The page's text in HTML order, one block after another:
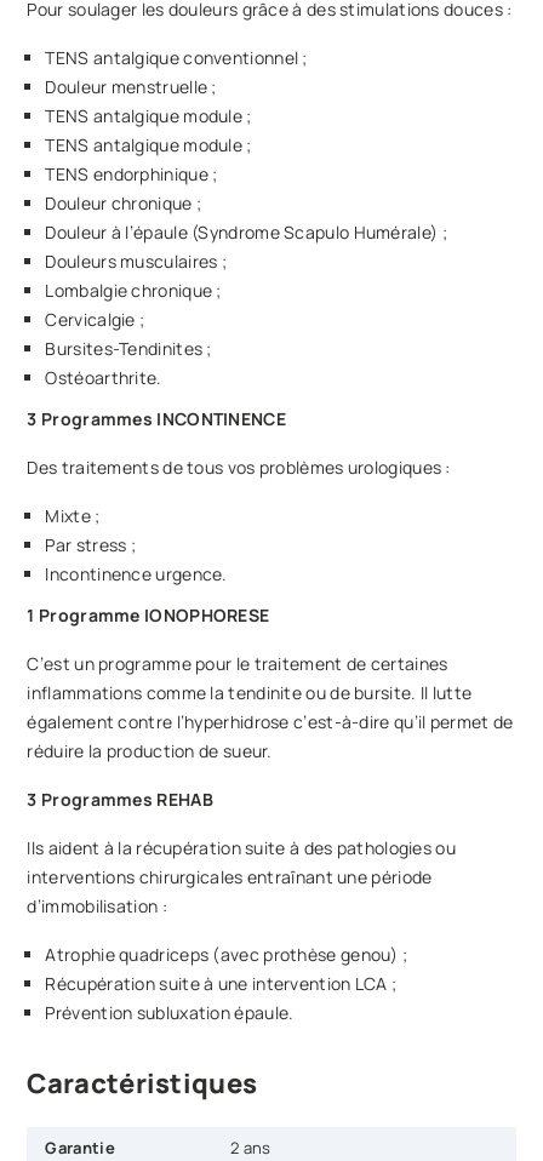
Pour soulager les douleurs grâce à des stimulations douces :
TENS antalgique conventionnel ;
Douleur menstruelle ;
TENS antalgique module ;
TENS antalgique module ;
TENS endorphinique ;
Douleur chronique ;
Douleur à l’épaule (Syndrome Scapulo Humérale) ;
Douleurs musculaires ;
Lombalgie chronique ;
Cervicalgie ;
Bursites-Tendinites ;
Ostéoarthrite.
3 Programmes INCONTINENCE
Des traitements de tous vos problèmes urologiques :
Mixte ;
Par stress ;
Incontinence urgence.
1 Programme IONOPHORESE
C’est un programme pour le traitement de certaines
inflammations comme la tendinite ou de bursite. Il lutte
également contre l’hyperhidrose c’est-à-dire qu’il permet de
réduire la production de sueur.
3 Programmes REHAB
Ils aident à la récupération suite à des pathologies ou
interventions chirurgicales entraînant une période
d’immobilisation :
Atrophie quadriceps (avec prothèse genou) ;
Récupération suite à une intervention LCA ;
Prévention subluxation épaule.
Caractéristiques
Garantie
2 ans